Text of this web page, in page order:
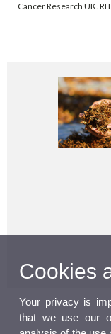
Cancer Research UK.
Cookies
Your privacy is
that we use our